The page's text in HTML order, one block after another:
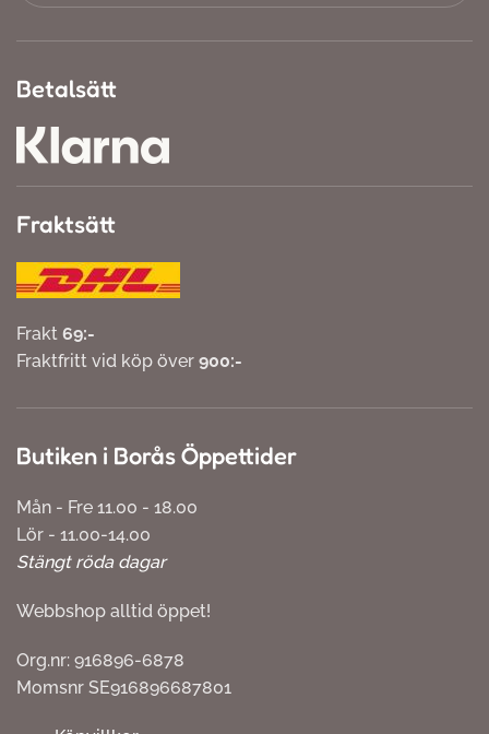
Betalsätt
Fraktsätt
Frakt 69:-
Fraktfritt vid köp över 900:-
Butiken i Borås Öppettider
Mån - Fre 11.00 - 18.00
Lör - 11.00-14.00
Stängt röda dagar
Webbshop alltid öppet!
Org.nr: 916896-6878
Momsnr SE916896687801